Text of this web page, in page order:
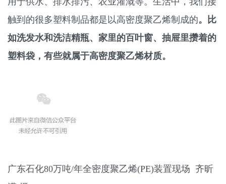
触到的很多塑料制品都是以高密度聚乙烯制成的。比
如洗发水和洗洁精瓶、家里的百叶窗、抽屉里攒着的
塑料袋，有些就属于高密度聚乙烯材质。
广东石化80万吨/年全密度聚乙烯(PE)装置现场 齐昕